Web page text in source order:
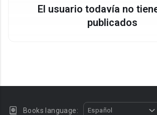
El usuario todavía no
publicados
Books language: Español